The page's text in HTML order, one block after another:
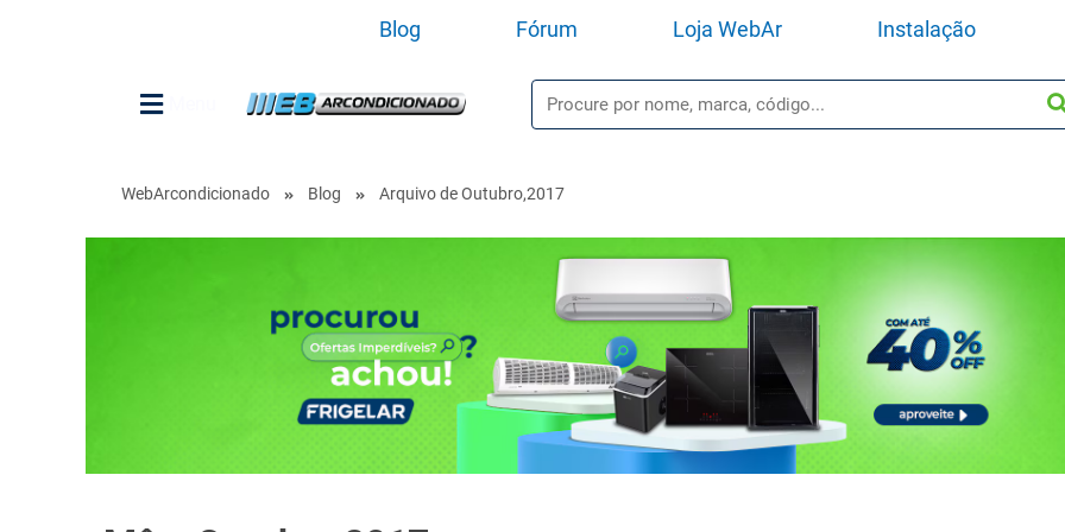
Blog Fórum Loja WebAr Instalação
WebArcondicionado Blog Arquivo de Outubro,2017